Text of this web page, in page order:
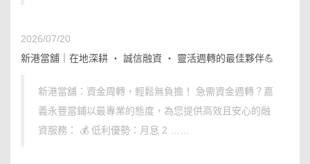
2026/07/20
新港當舖｜在地深耕 ‧ 誠信融資 ‧ 靈活週轉的最佳夥伴💪
新港當舖：資金周轉，輕鬆無負擔！ 急需資金週轉？嘉
義永豐當鋪以最專業的態度，為您提供高效且安心的融
資服務： 💰 低利優勢：月息 2 ……